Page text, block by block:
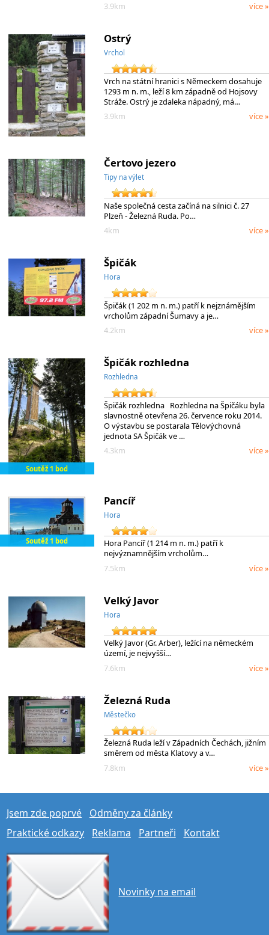
3.9km
více »
Ostrý
Vrchol
Vrch na státní hranici s Německem dosahuje
1293 m n. m., leží 8 km západně od Hojsovy
Stráže. Ostrý je zdaleka nápadný, má…
3.9km
více »
Čertovo jezero
Tipy na výlet
Naše společná cesta začíná na silnici č. 27
Plzeň - Železná Ruda. Po…
4km
více »
Špičák
Hora
Špičák (1 202 m n. m.) patří k nejznámějším
vrcholům západní Šumavy a je…
4.2km
více »
Soutěž 1 bod
Špičák rozhledna
Rozhledna
Špičák rozhledna Rozhledna na Špičáku byla
slavnostně otevřena 26. července roku 2014.
O výstavbu se postarala Tělovýchovná
jednota SA Špičák ve …
4.3km
více »
Soutěž 1 bod
Pancíř
Hora
Hora Pancíř (1 214 m n. m.) patří k
nejvýznamnějším vrcholům…
7.5km
více »
Velký Javor
Hora
Velký Javor (Gr. Arber), ležící na německém
území, je nejvyšší…
7.6km
více »
Železná Ruda
Městečko
Železná Ruda leží v Západních Čechách, jižním
směrem od města Klatovy a v…
7.8km
více »
Jsem zde poprvé
Odměny za články
Praktické odkazy
Reklama Partneři Kontakt
Novinky na email